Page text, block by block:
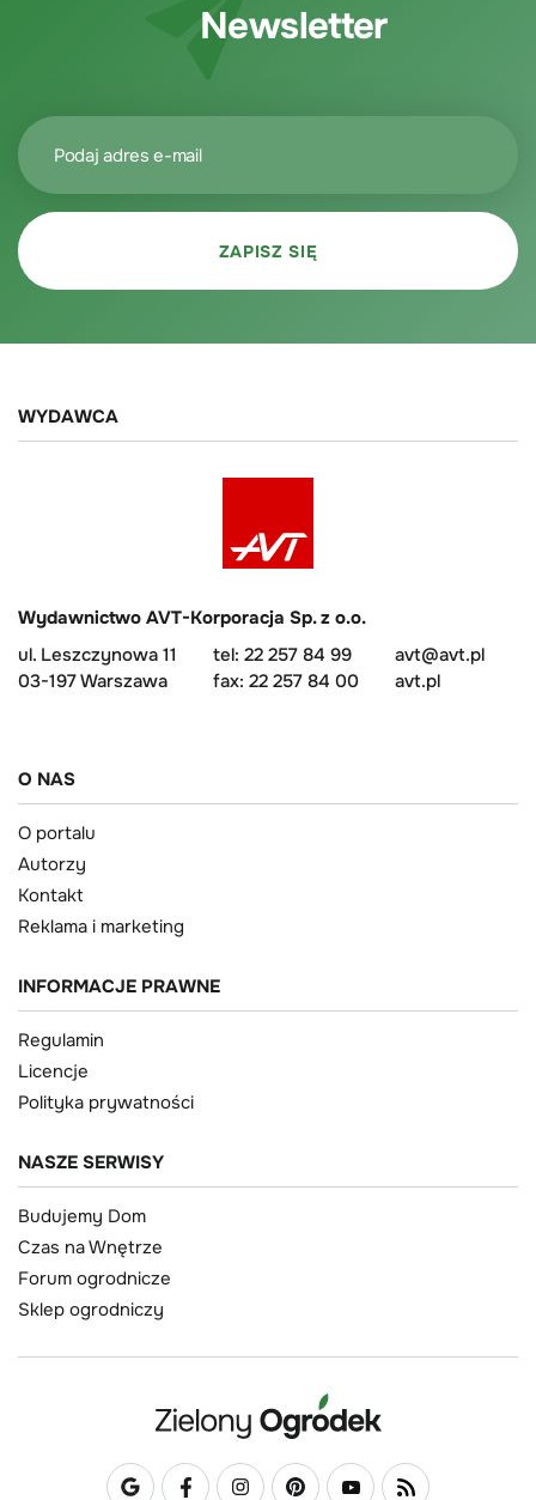
Newsletter
WYDAWCA
Wydawnictwo AVT-Korporacja Sp. z o.o.
ul. Leszczynowa 11
03-197 Warszawa
tel: 22 257 84 99
fax: 22 257 84 00
avt@avt.pl
avt.pl
O NAS
O portalu
Autorzy
Kontakt
Reklama i marketing
INFORMACJE PRAWNE
Regulamin
Licencje
Polityka prywatności
NASZE SERWISY
Budujemy Dom
Czas na Wnętrze
Forum ogrodnicze
Sklep ogrodniczy